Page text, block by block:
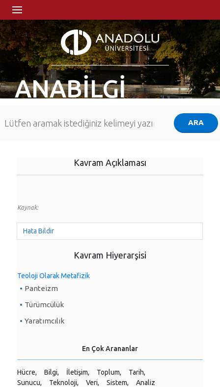
ANABİLGİ
Kavram Açıklaması
Kaynak:
Hata Bildir
Kavram Hiyerarşisi
Teoloji Olarak Metafizik
Panteizm
Türümcülük
Yaratımcılık
En Çok Arananlar
Hücre, Bilgi, İletişim, Toplum,
Tarih,
Sunucu,
Teknoloji, Veri, Sistem, Analiz